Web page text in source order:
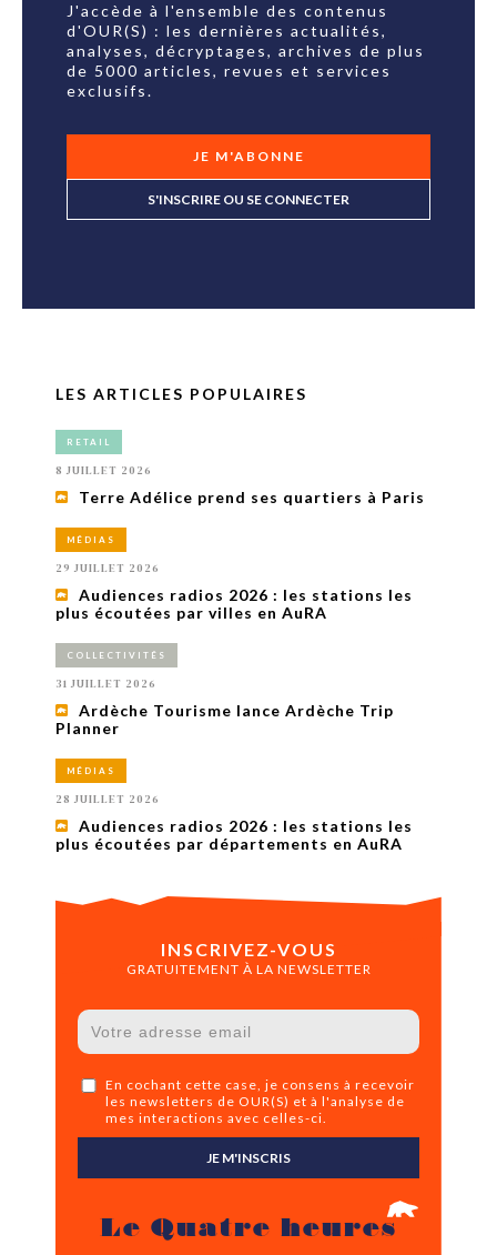
J'accède à l'ensemble des contenus
d'OUR(S) : les dernières actualités,
analyses, décryptages, archives de plus
de 5000 articles, revues et services
exclusifs.
JE M'ABONNE
S'INSCRIRE OU SE CONNECTER
LES ARTICLES POPULAIRES
RETAIL
8 JUILLET 2026
Terre Adélice prend ses quartiers à Paris
MÉDIAS
29 JUILLET 2026
Audiences radios 2026 : les stations les
plus écoutées par villes en AuRA
COLLECTIVITÉS
31 JUILLET 2026
Ardèche Tourisme lance Ardèche Trip
Planner
MÉDIAS
28 JUILLET 2026
Audiences radios 2026 : les stations les
plus écoutées par départements en AuRA
INSCRIVEZ-VOUS
GRATUITEMENT À LA NEWSLETTER
En cochant cette case, je consens à recevoir
les newsletters de OUR(S) et à l'analyse de
mes interactions avec celles-ci.
JE M'INSCRIS
Le Quatre heures